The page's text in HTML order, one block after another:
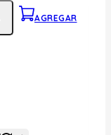
AGREGAR